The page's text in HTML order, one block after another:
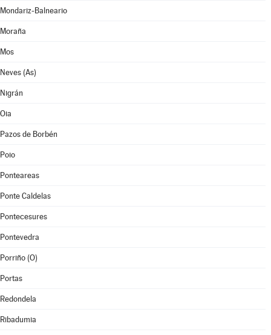
Mondariz-Balneario
Moraña
Mos
Neves (As)
Nigrán
Oia
Pazos de Borbén
Poio
Ponteareas
Ponte Caldelas
Pontecesures
Pontevedra
Porriño (O)
Portas
Redondela
Ribadumia